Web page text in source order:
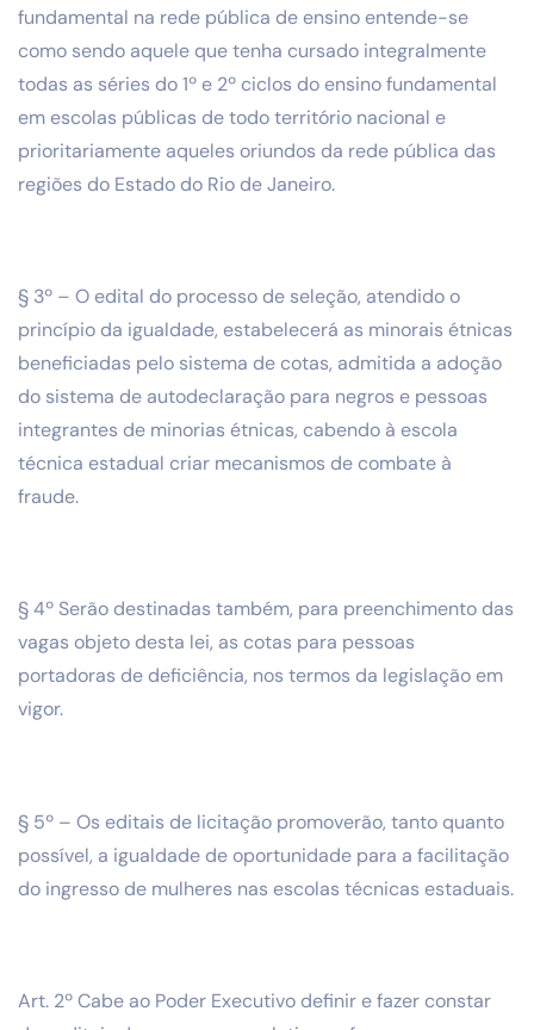
fundamental na rede pública de ensino entende-se
como sendo aquele que tenha cursado integralmente
todas as séries do 1º e 2º ciclos do ensino fundamental
em escolas públicas de todo território nacional e
prioritariamente aqueles oriundos da rede pública das
regiões do Estado do Rio de Janeiro.
§ 3º – O edital do processo de seleção, atendido o
princípio da igualdade, estabelecerá as minorais étnicas
beneficiadas pelo sistema de cotas, admitida a adoção
do sistema de autodeclaração para negros e pessoas
integrantes de minorias étnicas, cabendo à escola
técnica estadual criar mecanismos de combate à
fraude.
§ 4º Serão destinadas também, para preenchimento das
vagas objeto desta lei, as cotas para pessoas
portadoras de deficiência, nos termos da legislação em
vigor.
§ 5º – Os editais de licitação promoverão, tanto quanto
possível, a igualdade de oportunidade para a facilitação
do ingresso de mulheres nas escolas técnicas estaduais.
Art. 2º Cabe ao Poder Executivo definir e fazer constar